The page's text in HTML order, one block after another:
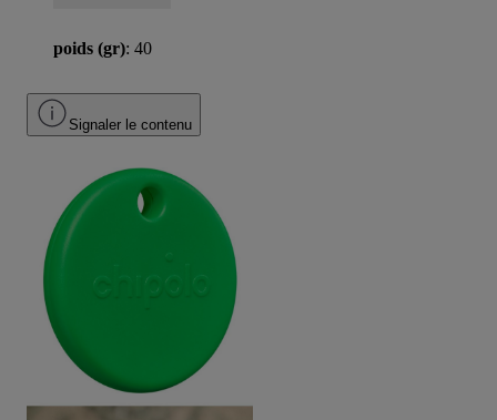
poids (gr): 40
Signaler le contenu